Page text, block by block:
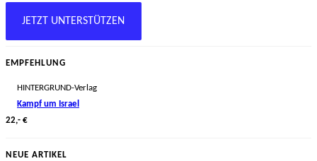
JETZT UNTERSTÜTZEN
EMPFEHLUNG
HINTERGRUND-Verlag
Kampf um Israel
22,- €
NEUE ARTIKEL